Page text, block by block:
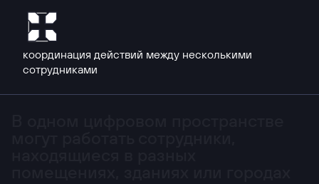
координация действий между несколькими
сотрудниками